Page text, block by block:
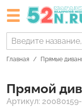
Главная Прямые
Прямой
Артикул: